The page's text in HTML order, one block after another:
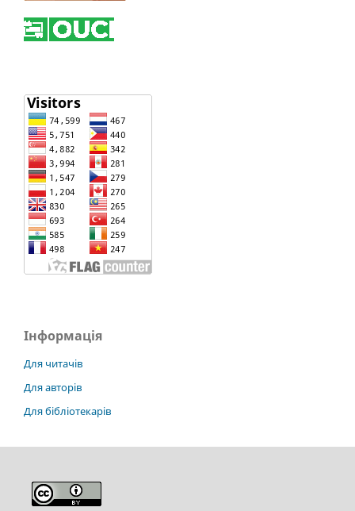
Інформація
Для читачів
Для авторів
Для бібліотекарів